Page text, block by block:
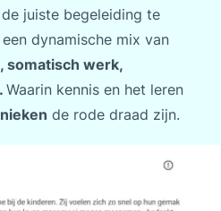
juiste begeleiding te
dynamische mix van
somatisch werk,
Waarin kennis en het leren
de rode draad zijn.